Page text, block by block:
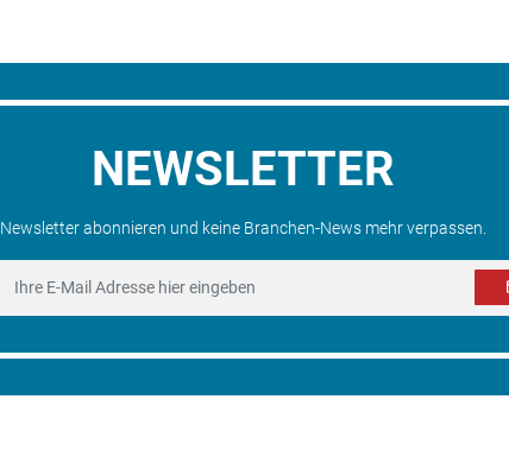
NEWSLETTER
Newsletter abonnieren und keine Branchen-News mehr verpassen.